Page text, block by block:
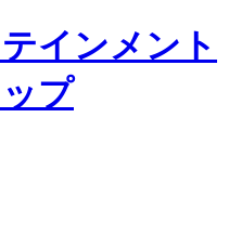
インメント
プ